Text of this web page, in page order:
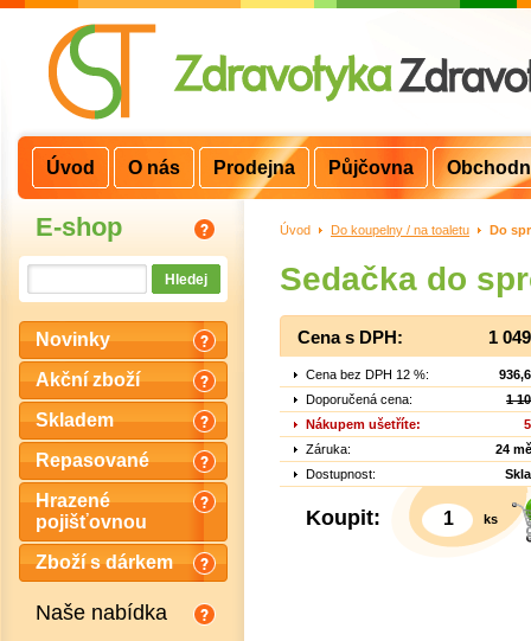
E-shop
Novinky
Akční zboží
Skladem
Repasované
Hrazené
pojišťovnou
Zboží s dárkem
Naše nabídka
Úvod > Do koupelny / na toaletu > Do
Sedačka do
Cena s DPH: 1
Cena bez DPH 12 %:
Doporučená cena:
1
Nákupem ušetříte:
Záruka:
24
Dostupnost:
Koupit: ks
Úvod O nás Prodejna Půjčovna